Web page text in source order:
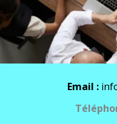
Email :